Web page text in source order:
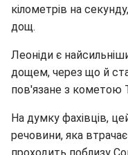
кілометрів на
дощ.
Леоніди є
дощем, через що й
пов'язане з кометою
На думку фахівців,
речовини, яка